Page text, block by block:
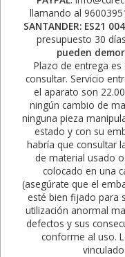
llamando al
SANTANDER: ES21
presupuesto 30
pueden
Plazo de entrega
consultar. Servicio
el aparato son
ningún cambio de
ninguna pieza
estado y con su
habría que consultar
de material usado
colocado en una
(asegúrate que el
esté bien fijado para
utilización anormal
defectos y sus
conforme al uso.